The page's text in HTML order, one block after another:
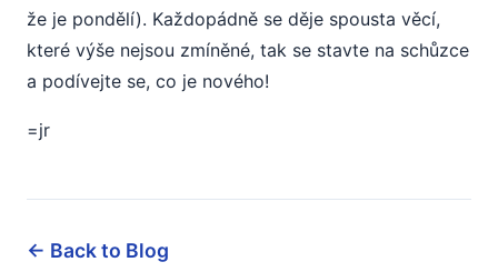
že je pondělí). Každopádně se děje spousta věcí,
které výše nejsou zmíněné, tak se stavte na schůzce
a podívejte se, co je nového!
=jr
← Back to Blog